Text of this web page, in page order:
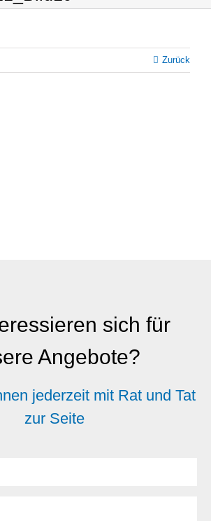
Zurück
sich für
Angebote?
jederzeit mit Rat und Tat
zur Seite